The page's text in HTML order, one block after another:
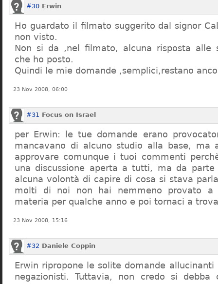
#30 Erwin
Ho guardato il filmato suggerito dal signor
non visto.
Non si da ,nel filmato, alcuna risposta alle
che ho posto.
Quindi le mie domande ,semplici,restano
23 Nov 2008, 06:00
#31 Focus on Israel
per Erwin: le tue domande erano
mancavano di alcuno studio alla base, ma
approvare comunque i tuoi commenti
una discussione aperta a tutti, ma da parte
alcuna volontà di capire di cosa si stava
molti di noi non hai nemmeno provato a
materia per qualche anno e poi tornaci a
23 Nov 2008, 15:16
#32 Daniele Coppin
Erwin ripropone le solite domande
negazionisti. Tuttavia, non credo si debba